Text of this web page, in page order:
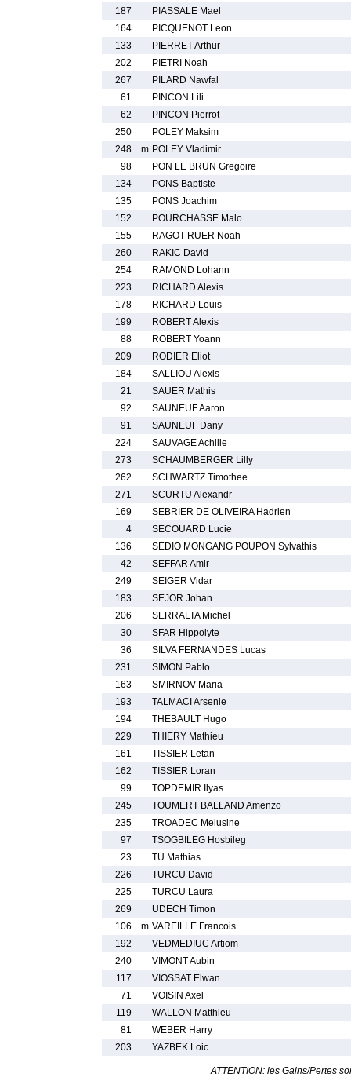
187
PIASSALE Mael
164
PICQUENOT Leon
133
PIERRET Arthur
202
PIETRI Noah
267
PILARD Nawfal
61
PINCON Lili
62
PINCON Pierrot
250
POLEY Maksim
248
m POLEY Vladimir
98
PON LE BRUN Gregoire
134
PONS Baptiste
135
PONS Joachim
152
POURCHASSE Malo
155
RAGOT RUER Noah
260
RAKIC David
254
RAMOND Lohann
223
RICHARD Alexis
178
RICHARD Louis
199
ROBERT Alexis
88
ROBERT Yoann
209
RODIER Eliot
184
SALLIOU Alexis
21
SAUER Mathis
92
SAUNEUF Aaron
91
SAUNEUF Dany
224
SAUVAGE Achille
273
SCHAUMBERGER Lilly
262
SCHWARTZ Timothee
271
SCURTU Alexandr
169
SEBRIER DE OLIVEIRA Hadrien
4
SECOUARD Lucie
136
SEDIO MONGANG POUPON Sylvathis
42
SEFFAR Amir
249
SEIGER Vidar
183
SEJOR Johan
206
SERRALTA Michel
30
SFAR Hippolyte
36
SILVA FERNANDES Lucas
231
SIMON Pablo
163
SMIRNOV Maria
193
TALMACI Arsenie
194
THEBAULT Hugo
229
THIERY Mathieu
161
TISSIER Letan
162
TISSIER Loran
99
TOPDEMIR Ilyas
245
TOUMERT BALLAND Amenzo
235
TROADEC Melusine
97
TSOGBILEG Hosbileg
23
TU Mathias
226
TURCU David
225
TURCU Laura
269
UDECH Timon
106
m VAREILLE Francois
192
VEDMEDIUC Artiom
240
VIMONT Aubin
117
VIOSSAT Elwan
71
VOISIN Axel
119
WALLON Matthieu
81
WEBER Harry
203
YAZBEK Loic
ATTENTION: les Gains/Pertes